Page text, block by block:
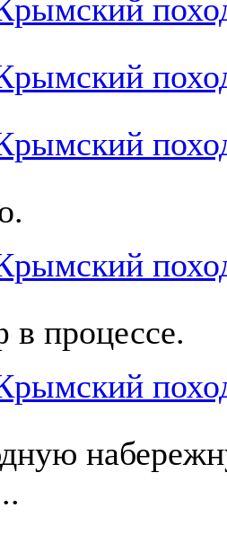
процессе.